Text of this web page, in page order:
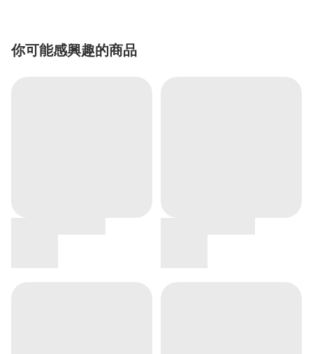
你可能感興趣的商品